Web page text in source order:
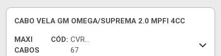
CABO VELA GM OMEGA/SUPREMA 2.0 MPFI 4CC
MAXI
CABOS
CÓD: CVRG
67